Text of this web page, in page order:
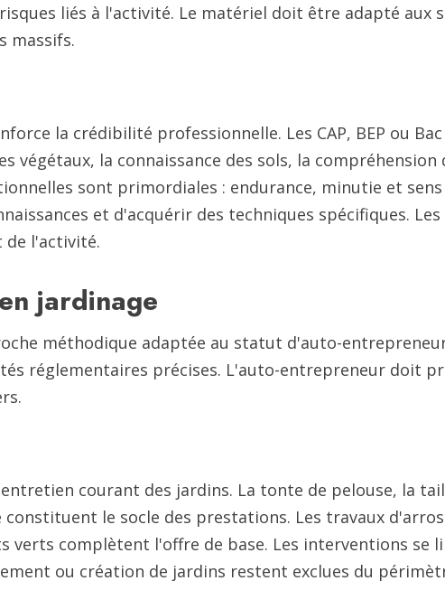
liés à l'activité. Le matériel doit être adapté aux
massifs.
la crédibilité professionnelle. Les CAP, BEP ou
la connaissance des sols, la compréhension
sont primordiales : endurance, minutie et sens
et d'acquérir des techniques spécifiques. Les
de l'activité.
jardinage
méthodique adaptée au statut d'auto-
réglementaires précises. L'auto-entrepreneur doit
courant des jardins. La tonte de pelouse, la
le socle des prestations. Les travaux
verts complètent l'offre de base. Les interventions se
ou création de jardins restent exclues du